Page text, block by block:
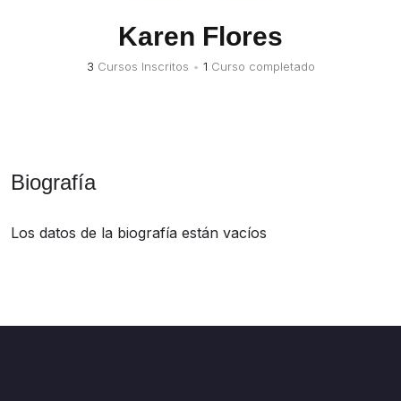
Karen Flores
3 Cursos Inscritos • 1 Curso completado
Biografía
Los datos de la biografía están vacíos